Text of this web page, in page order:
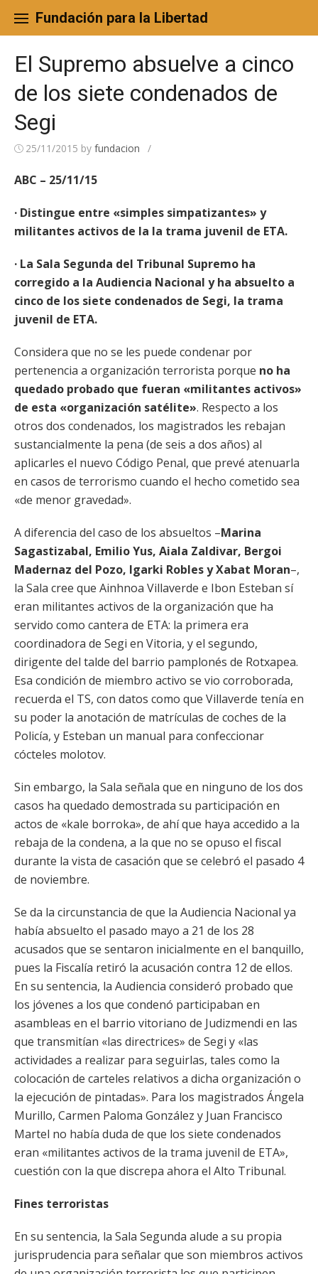
content
Fundación para la Libertad
El Supremo absuelve a cinco
de los siete condenados de
Segi
25/11/2015 by fundacion /
ABC – 25/11/15
· Distingue entre «simples simpatizantes» y
militantes activos de la la trama juvenil de ETA.
· La Sala Segunda del Tribunal Supremo ha
corregido a la Audiencia Nacional y ha absuelto a
cinco de los siete condenados de Segi, la trama
juvenil de ETA.
Considera que no se les puede condenar por
pertenencia a organización terrorista porque no ha
quedado probado que fueran «militantes activos»
de esta «organización satélite». Respecto a los
otros dos condenados, los magistrados les rebajan
sustancialmente la pena (de seis a dos años) al
aplicarles el nuevo Código Penal, que prevé atenuarla
en casos de terrorismo cuando el hecho cometido sea
«de menor gravedad».
A diferencia del caso de los absueltos –Marina
Sagastizabal, Emilio Yus, Aiala Zaldivar, Bergoi
Madernaz del Pozo, Igarki Robles y Xabat Moran–,
la Sala cree que Ainhnoa Villaverde e Ibon Esteban sí
eran militantes activos de la organización que ha
servido como cantera de ETA: la primera era
coordinadora de Segi en Vitoria, y el segundo,
dirigente del talde del barrio pamplonés de Rotxapea.
Esa condición de miembro activo se vio corroborada,
recuerda el TS, con datos como que Villaverde tenía en
su poder la anotación de matrículas de coches de la
Policía, y Esteban un manual para confeccionar
cócteles molotov.
Sin embargo, la Sala señala que en ninguno de los dos
casos ha quedado demostrada su participación en
actos de «kale borroka», de ahí que haya accedido a la
rebaja de la condena, a la que no se opuso el fiscal
durante la vista de casación que se celebró el pasado 4
de noviembre.
Se da la circunstancia de que la Audiencia Nacional ya
había absuelto el pasado mayo a 21 de los 28
acusados que se sentaron inicialmente en el banquillo,
pues la Fiscalía retiró la acusación contra 12 de ellos.
En su sentencia, la Audiencia consideró probado que
los jóvenes a los que condenó participaban en
asambleas en el barrio vitoriano de Judizmendi en las
que transmitían «las directrices» de Segi y «las
actividades a realizar para seguirlas, tales como la
colocación de carteles relativos a dicha organización o
la ejecución de pintadas». Para los magistrados Ángela
Murillo, Carmen Paloma González y Juan Francisco
Martel no había duda de que los siete condenados
eran «militantes activos de la trama juvenil de ETA»,
cuestión con la que discrepa ahora el Alto Tribunal.
Fines terroristas
En su sentencia, la Sala Segunda alude a su propia
jurisprudencia para señalar que son miembros activos